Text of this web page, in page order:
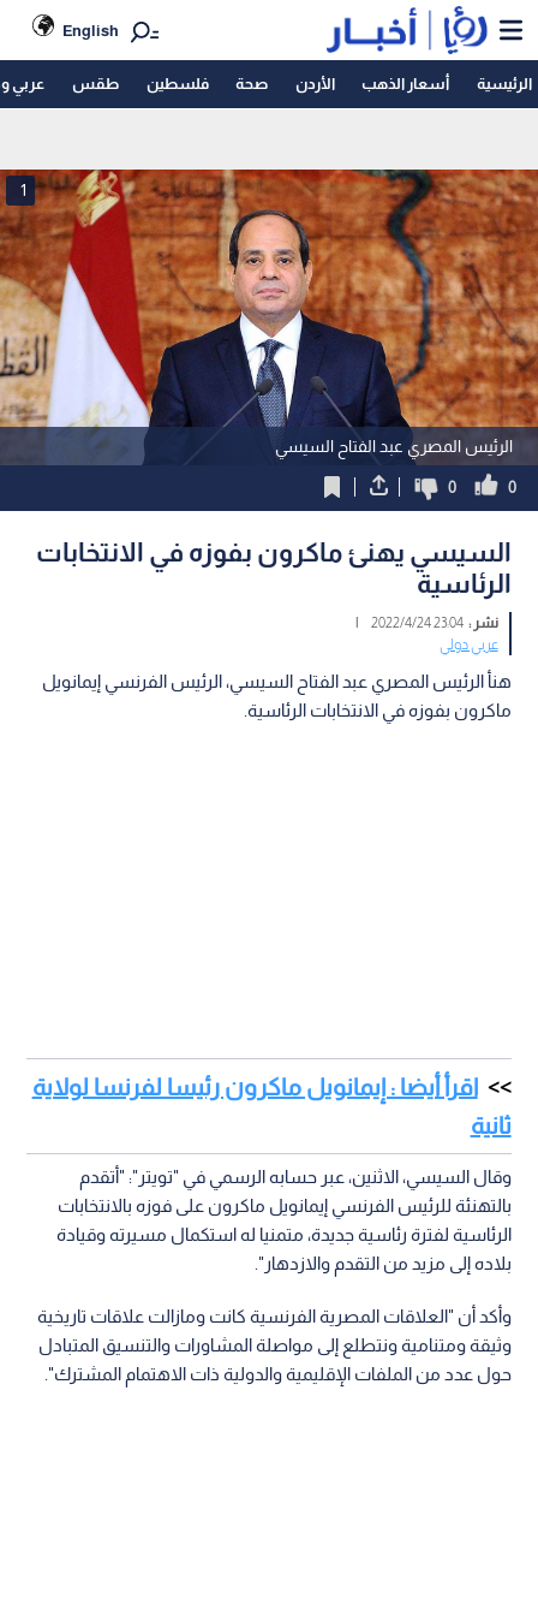
English
الرئيسية أسعار الذهب الأردن صحة فلسطين طقس عربي
الرئيس المصري عبد الفتاح السيسي
1
0
0
السيسي يهنئ ماكرون بفوزه في الانتخابات
الرئاسية
نشر :23:04 2022/4/24
|
عربي دولي
هنأ الرئيس المصري عبد الفتاح السيسي، الرئيس الفرنسي إيمانويل
ماكرون بفوزه في الانتخابات الرئاسية.
اقرأ أيضا : إيمانويل ماكرون رئيسا لفرنسا لولاية
ثانية
وقال السيسي، الاثنين، عبر حسابه الرسمي في "تويتر": "أتقدم
بالتهنئة للرئيس الفرنسي إيمانويل ماكرون على فوزه بالانتخابات
الرئاسية لفترة رئاسية جديدة، متمنيا له استكمال مسيرته وقيادة
بلاده إلى مزيد من التقدم والازدهار".
وأكد أن "العلاقات المصرية الفرنسية كانت ومازالت علاقات تاريخية
وثيقة ومتنامية ونتطلع إلى مواصلة المشاورات والتنسيق المتبادل
حول عدد من الملفات الإقليمية والدولية ذات الاهتمام المشترك".